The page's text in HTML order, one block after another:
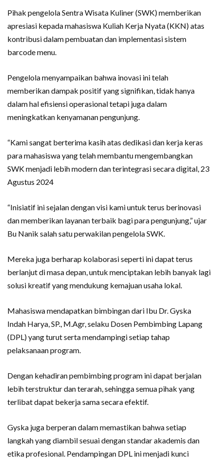
Pihak pengelola Sentra Wisata Kuliner (SWK) memberikan
apresiasi kepada mahasiswa Kuliah Kerja Nyata (KKN) atas
kontribusi dalam pembuatan dan implementasi sistem
barcode menu.
Pengelola menyampaikan bahwa inovasi ini telah
memberikan dampak positif yang signifikan, tidak hanya
dalam hal efisiensi operasional tetapi juga dalam
meningkatkan kenyamanan pengunjung.
“Kami sangat berterima kasih atas dedikasi dan kerja keras
para mahasiswa yang telah membantu mengembangkan
SWK menjadi lebih modern dan terintegrasi secara digital, 23
Agustus 2024
“Inisiatif ini sejalan dengan visi kami untuk terus berinovasi
dan memberikan layanan terbaik bagi para pengunjung,” ujar
Bu Nanik salah satu perwakilan pengelola SWK.
Mereka juga berharap kolaborasi seperti ini dapat terus
berlanjut di masa depan, untuk menciptakan lebih banyak lagi
solusi kreatif yang mendukung kemajuan usaha lokal.
Mahasiswa mendapatkan bimbingan dari Ibu Dr. Gyska
Indah Harya, SP., M.Agr, selaku Dosen Pembimbing Lapang
(DPL) yang turut serta mendampingi setiap tahap
pelaksanaan program.
Dengan kehadiran pembimbing program ini dapat berjalan
lebih terstruktur dan terarah, sehingga semua pihak yang
terlibat dapat bekerja sama secara efektif.
Gyska juga berperan dalam memastikan bahwa setiap
langkah yang diambil sesuai dengan standar akademis dan
etika profesional. Pendampingan DPL ini menjadi kunci